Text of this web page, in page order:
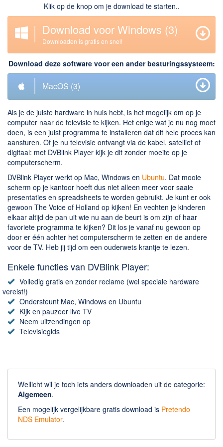
Downloaden
BitTorrent Clients
Onderhoud & Veiligheid
Computer opschonen
Veilig online
Productiviteit
Adresboek en contacten
Planning en organisatie
Overige
Algemeen
Chatten en bellen
Dating apps
Rar en Zip (Compressie - Unzip)
Shopping
Spelletjes en Games
Webbrowsers
Klik op de knop om je download te starten..
Download voor Windows (3)
Downloaden is gratis en snel!
Download deze software voor een ander besturingssysteem:
MacOS (3)
Als je de juiste hardware in huis hebt, is het mogelijk om op je
computer naar de televisie te kijken. Het enige wat je nu nog moet
doen, is een juist programma te installeren dat dit hele proces kan
aansturen. Of je nu televisie ontvangt via de kabel, satelliet of
digitaal: met DVBlink Player kijk je dit zonder moeite op je
computerscherm.
DVBlink Player werkt op Mac, Windows en Ubuntu. Dat mooie
scherm op je kantoor hoeft dus niet alleen meer voor saaie
presentaties en spreadsheets te worden gebruikt. Je kunt er ook
gewoon The Voice of Holland op kijken! En vechten je kinderen
elkaar altijd de pan uit wie nu aan de beurt is om zijn of haar
favoriete programma te kijken? Dit los je vanaf nu gewoon op
door er één achter het computerscherm te zetten en de andere
voor de TV. Heb jij tijd om een ouderwets krantje te lezen.
Enkele functies van DVBlink Player:
Volledig gratis en zonder reclame (wel speciale hardware
vereist!)
Ondersteunt Mac, Windows en Ubuntu
Kijk en pauzeer live TV
Neem uitzendingen op
Televisiegids
Wellicht wil je toch iets anders downloaden uit de categorie:
Algemeen.
Een mogelijk vergelijkbare gratis download is Pretendo
NDS Emulator.